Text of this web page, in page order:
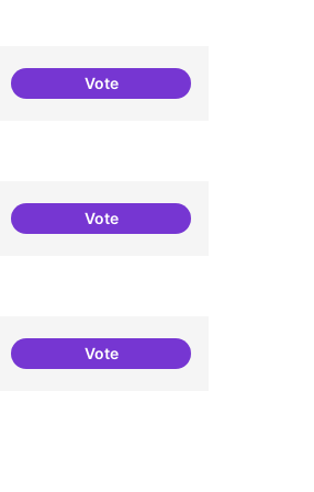
VoteSuport a projectes digitals i
VoteTrobades democràtiques
VoteIniciar línia de DDHH i capa